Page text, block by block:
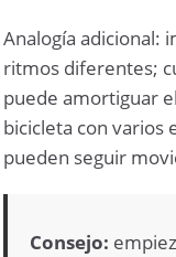
Analogía adicional:
ritmos diferentes;
puede amortiguar
bicicleta con varios
pueden seguir
Consejo: